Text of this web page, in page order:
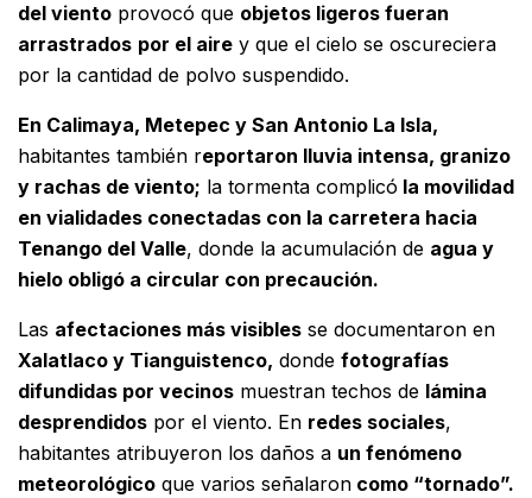
del viento provocó que objetos ligeros fueran
arrastrados por el aire y que el cielo se oscureciera
por la cantidad de polvo suspendido.
En Calimaya, Metepec y San Antonio La Isla,
habitantes también reportaron lluvia intensa, granizo
y rachas de viento; la tormenta complicó la movilidad
en vialidades conectadas con la carretera hacia
Tenango del Valle, donde la acumulación de agua y
hielo obligó a circular con precaución.
Las afectaciones más visibles se documentaron en
Xalatlaco y Tianguistenco, donde fotografías
difundidas por vecinos muestran techos de lámina
desprendidos por el viento. En redes sociales,
habitantes atribuyeron los daños a un fenómeno
meteorológico que varios señalaron como “tornado”.